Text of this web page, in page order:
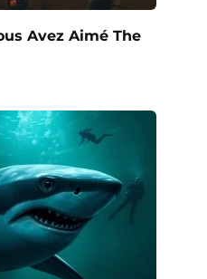
Avez Aimé The